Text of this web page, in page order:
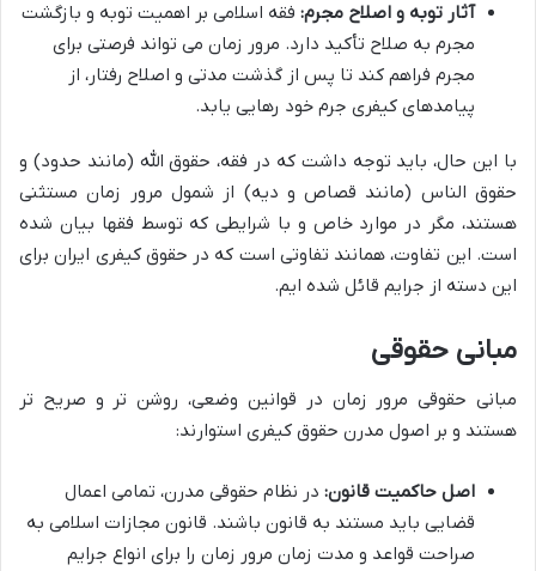
آثار توبه و اصلاح مجرم: فقه اسلامی بر اهمیت توبه و بازگشت
مجرم به صلاح تأکید دارد. مرور زمان می تواند فرصتی برای
مجرم فراهم کند تا پس از گذشت مدتی و اصلاح رفتار، از
پیامدهای کیفری جرم خود رهایی یابد.
با این حال، باید توجه داشت که در فقه، حقوق الله (مانند حدود) و
حقوق الناس (مانند قصاص و دیه) از شمول مرور زمان مستثنی
هستند، مگر در موارد خاص و با شرایطی که توسط فقها بیان شده
است. این تفاوت، همانند تفاوتی است که در حقوق کیفری ایران برای
این دسته از جرایم قائل شده ایم.
مبانی حقوقی
مبانی حقوقی مرور زمان در قوانین وضعی، روشن تر و صریح تر
هستند و بر اصول مدرن حقوق کیفری استوارند:
اصل حاکمیت قانون: در نظام حقوقی مدرن، تمامی اعمال
قضایی باید مستند به قانون باشند. قانون مجازات اسلامی به
صراحت قواعد و مدت زمان مرور زمان را برای انواع جرایم